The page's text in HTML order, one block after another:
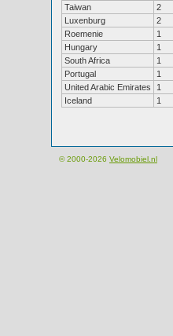
Taiwan
2
Luxenburg
2
Roemenie
1
Hungary
1
South Africa
1
Portugal
1
United Arabic Emirates
1
Iceland
1
© 2000-2026 Velomobiel.nl